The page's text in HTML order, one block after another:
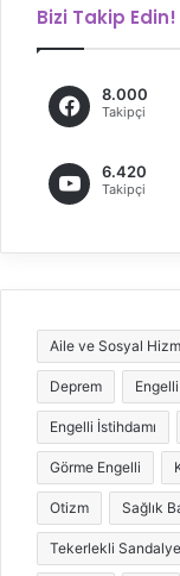
Bizi Takip Edin!
8.000
Takipçi
6.420
Takipçi
Aile ve Sosyal
Deprem Engelli
Engelli İstihdamı
Görme Engelli
Otizm Sağlık
Tekerlekli Sandalye